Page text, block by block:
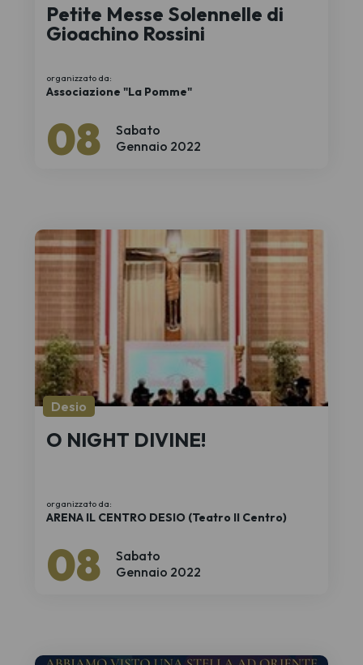
Sabato
08 Gennaio 2022
Petite Messe Solennelle di
Gioachino Rossini
organizzato da:
Associazione "La Pomme"
Sabato
08 Gennaio 2022
Desio
O NIGHT DIVINE!
organizzato da:
ARENA IL CENTRO DESIO (Teatro Il Centro)